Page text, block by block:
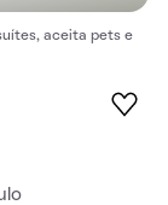
aceita pets e